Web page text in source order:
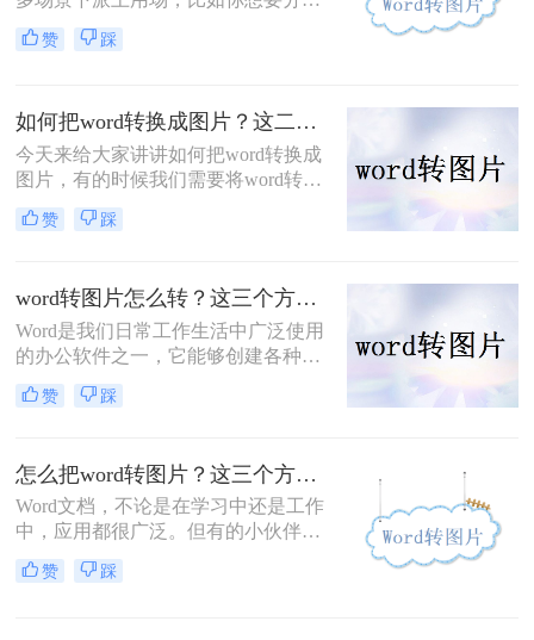
一个没有Word应用程序的设备上的文
档内容，或者你想要将文档内容嵌入
杂，但实际上有很多简单的方法可以
实现。那么如何word转图片呢？以下
是一些常用的方法，帮助你轻松将
赞 踩
如何把word转换成图片？这二个方法能帮助大家！
今天来给大家讲讲如何把word转换成
图片，有的时候我们需要将word转图
片，如果你不知道转换的话，那就很
麻烦了，其实Word转图片很简单的，
信你会看的懂的。
赞 踩
word转图片怎么转？这三个方法很高效!
Word是我们日常工作生活中广泛使用
的办公软件之一，它能够创建各种文
档并进行编辑。有时，我们可能需要
将Word文档转换为图片的形式，以便
方法。
赞 踩
怎么把word转图片？这三个方法特好用！
Word文档，不论是在学习中还是工作
中，应用都很广泛。但有的小伙伴如
果遇到一份内容很多的Word文档，每
次打开都需要翻到想要浏览的位置，
赞 踩